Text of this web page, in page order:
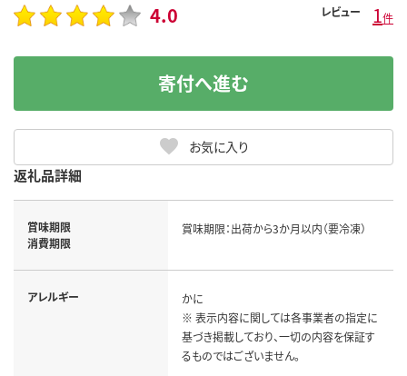
4.0 レビュー 1件
お気に入り
寄付へ進む
返礼品詳細
賞味期限
消費期限
賞味期限：出荷から3か月以内（要冷凍）
アレルギー
かに
※ 表示内容に関しては各事業者の指定に
基づき掲載しており、一切の内容を保証す
るものではございません。